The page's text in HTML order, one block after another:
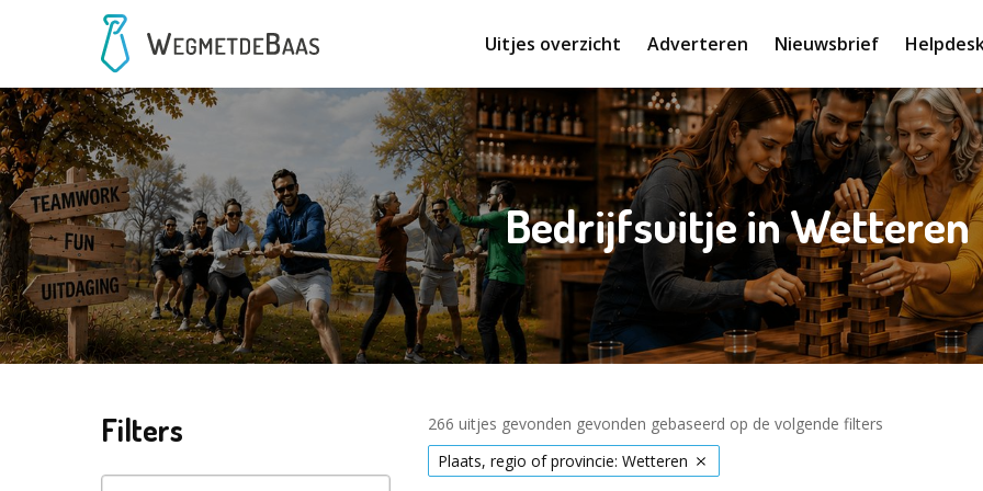
Uitjes overzicht Adverteren Nieuwsbrief
Bedrijfsuitje in Wetteren
Filters
266 uitjes gevonden gevonden gebaseerd op de volgende filters
Plaats, regio of provincie: Wetteren